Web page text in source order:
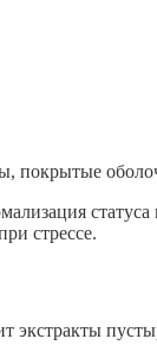
покрытые
стрессе.